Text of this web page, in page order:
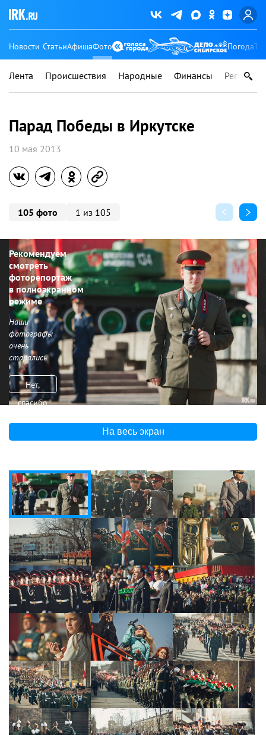
Новости СтатьиАфишаФото Погода
Лента Происшествия Народные Финансы Регионы
Парад Победы в Иркутске
10 мая 2013
105 фото 1 из 105
Рекомендуем
смотреть
фоторепортаж
в полноэкранном
режиме
Наши
фотографы
очень
старались
Нет,
спасибо
На весь экран